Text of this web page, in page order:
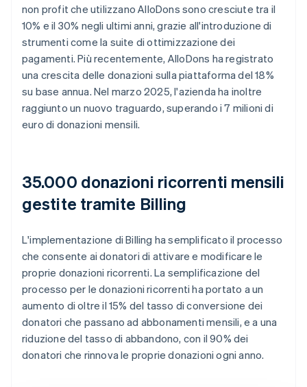
non profit che utilizzano AlloDons sono cresciute tra il
10% e il 30% negli ultimi anni, grazie all'introduzione di
strumenti come la suite di ottimizzazione dei
pagamenti. Più recentemente, AlloDons ha registrato
una crescita delle donazioni sulla piattaforma del 18%
su base annua. Nel marzo 2025, l'azienda ha inoltre
raggiunto un nuovo traguardo, superando i 7 milioni di
euro di donazioni mensili.
35.000 donazioni ricorrenti mensili
gestite tramite Billing
L'implementazione di Billing ha semplificato il processo
che consente ai donatori di attivare e modificare le
proprie donazioni ricorrenti. La semplificazione del
processo per le donazioni ricorrenti ha portato a un
aumento di oltre il 15% del tasso di conversione dei
donatori che passano ad abbonamenti mensili, e a una
riduzione del tasso di abbandono, con il 90% dei
donatori che rinnova le proprie donazioni ogni anno.